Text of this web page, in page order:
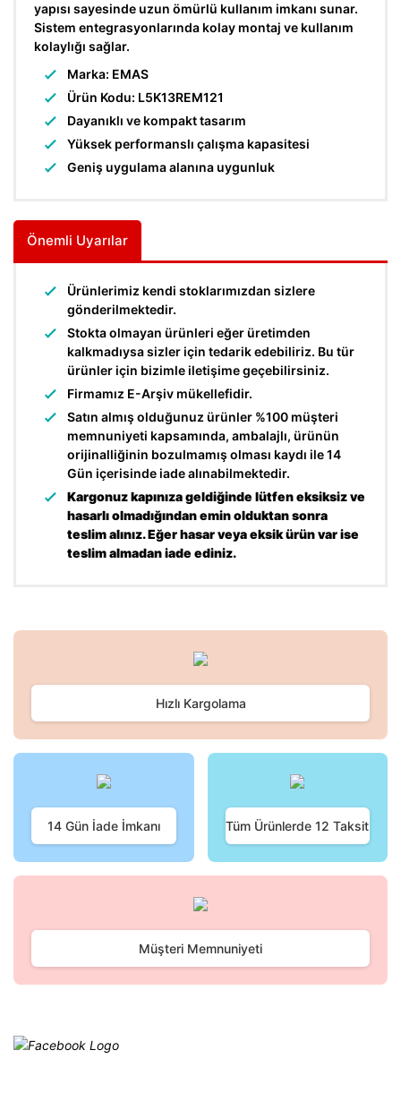
yapısı sayesinde uzun ömürlü kullanım imkanı sunar.
Sistem entegrasyonlarında kolay montaj ve kullanım
kolaylığı sağlar.
Marka: EMAS
Ürün Kodu: L5K13REM121
Dayanıklı ve kompakt tasarım
Yüksek performanslı çalışma kapasitesi
Geniş uygulama alanına uygunluk
Önemli Uyarılar
Ürünlerimiz kendi stoklarımızdan sizlere
gönderilmektedir.
Stokta olmayan ürünleri eğer üretimden
kalkmadıysa sizler için tedarik edebiliriz. Bu tür
ürünler için bizimle iletişime geçebilirsiniz.
Firmamız E-Arşiv mükellefidir.
Satın almış olduğunuz ürünler %100 müşteri
memnuniyeti kapsamında, ambalajlı, ürünün
orijinalliğinin bozulmamış olması kaydı ile 14
Gün içerisinde iade alınabilmektedir.
Kargonuz kapınıza geldiğinde lütfen eksiksiz ve
hasarlı olmadığından emin olduktan sonra
teslim alınız. Eğer hasar veya eksik ürün var ise
teslim almadan iade ediniz.
Bu ürüne ilk yorumu siz yapın!
Yorum Yaz
kullanarak tarafımıza iletebilirsiniz.
Ürün resmi kalitesiz, bozuk veya görüntülenemiyor.
Bu ürüne benzer farklı alternatifler olmalı.
Gönder
Hızlı Kargolama
14 Gün İade İmkanı Tüm Ürünlerde 12 Taksit
Müşteri Memnuniyeti